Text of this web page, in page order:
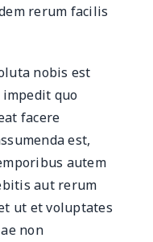
rerum facilis
nobis est
quo
facere
est,
autem
aut rerum
ut et voluptates
non